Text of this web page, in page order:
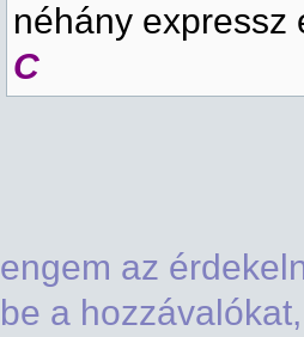
néhány expressz
C
engem az
be a